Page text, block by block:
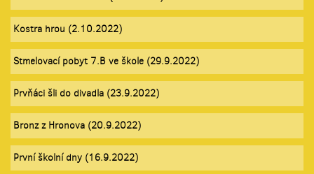
Kostra hrou (2.10.2022)
Stmelovací pobyt 7.B ve škole (29.9.2022)
Prvňáci šli do divadla (23.9.2022)
Bronz z Hronova (20.9.2022)
První školní dny (16.9.2022)